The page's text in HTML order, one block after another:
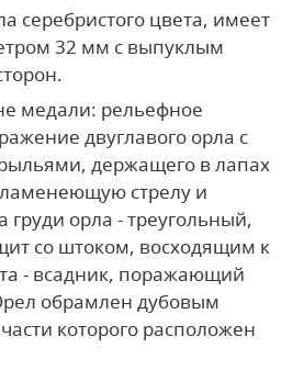
серебристого цвета, имеет
32 мм с выпуклым
медали: рельефное
двуглавого орла с
держащего в лапах
стрелу и
орла - треугольный,
со штоком, восходящим к
- всадник, поражающий
обрамлен дубовым
которого расположен